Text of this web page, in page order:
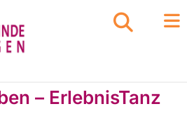
– ErlebnisTanz